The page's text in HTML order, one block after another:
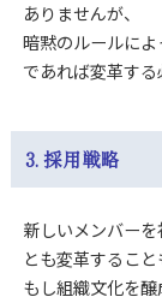
ありませんが、
暗黙のルールに
であれば変革する
3. 採用戦略
新しいメンバー
とも変革すること
もし組織文化を